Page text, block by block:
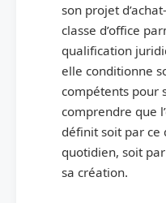
son projet
classe d’office
qualification
elle conditionne
compétents pour
comprendre que
définit soit par ce
quotidien, soit
sa création.